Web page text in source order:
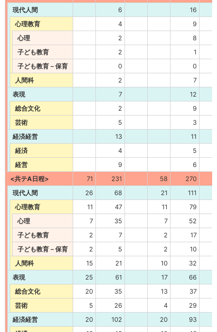
現代人間
6
16
心理教育
4
9
心理
2
8
子ども教育
2
1
子ども教育－保育
0
0
人間科
2
7
表現
7
12
総合文化
2
9
芸術
5
3
経済経営
13
11
経済
4
5
経営
9
6
<共テA日程>
71 231 58
270
現代人間
26 68 21
111
心理教育
11 47 11
79
心理
7 35 7
52
子ども教育
2 7 2
17
子ども教育－保育
2 5 2
10
人間科
15 21 10
32
表現
25 61 17
66
総合文化
20 35 13
37
芸術
5 26 4
29
経済経営
20 102 20
93